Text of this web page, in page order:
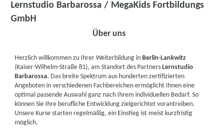
Lernstudio Barbarossa / MegaKids Fortbildungs
GmbH
Über uns
Herzlich willkommen zu Ihrer Weiterbildung inBerlin-Lankwitz
(Kaiser-Wilhelm-Straße 81), am Standort des PartnersLernstudio
Barbarossa. Das breite Spektrum aus hunderten zertifizierten
Angeboten in verschiedenen Fachbereichen ermöglicht Ihnen eine
optimal passende Auswahl ganz nach Ihrem individuellen Bedarf. So
können Sie Ihre berufliche Entwicklung zielgerichtet vorantreiben.
Unsere Kurse starten regelmäßig, ein Einstieg ist meist kurzfristig
möglich.